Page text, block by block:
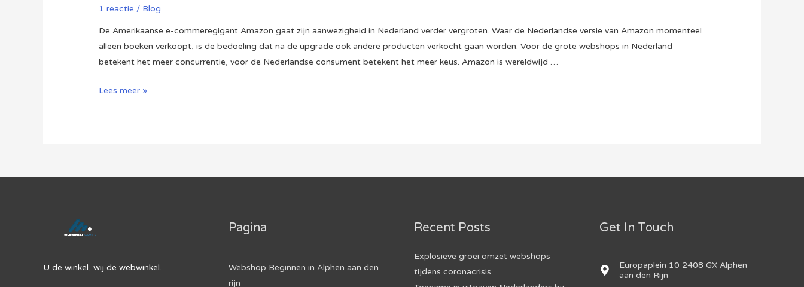
1 reactie / Blog
De Amerikaanse e-commeregigant Amazon gaat zijn aanwezigheid in Nederland verder vergroten. Waar de Nederlandse versie van Amazon momenteel
alleen boeken verkoopt, is de bedoeling dat na de upgrade ook andere producten verkocht gaan worden. Voor de grote webshops in Nederland
betekent het meer concurrentie, voor de Nederlandse consument betekent het meer keus. Amazon is wereldwijd …
Amazon
Lees meer »
U de winkel, wij de webwinkel.
Pagina
Webshop Beginnen in Alphen aan den
rijn
Recent Posts
Explosieve groei omzet webshops
tijdens coronacrisis
Get In Touch
Europaplein 10 2408 GX Alphen
aan den Rijn